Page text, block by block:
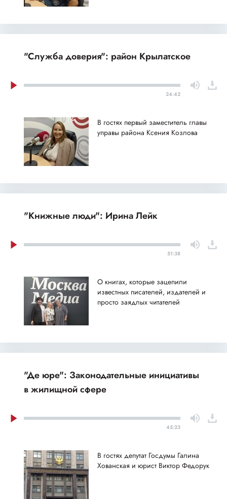
"Служба доверия": район Крылатское
24:42
В гостях первый заместитель главы
управы района Ксения Козлова
"Книжные люди": Ирина Лейк
51:38
О книгах, которые зацепили
известных писателей, издателей и
просто заядлых читателей
"Де юре": Законодательные инициативы
в жилищной сфере
45:23
В гостях депутат Госдумы Галина
Хованская и юрист Виктор Федорук